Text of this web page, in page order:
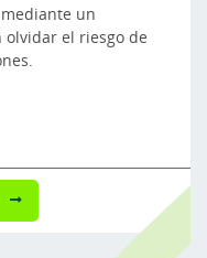
un
el riesgo de